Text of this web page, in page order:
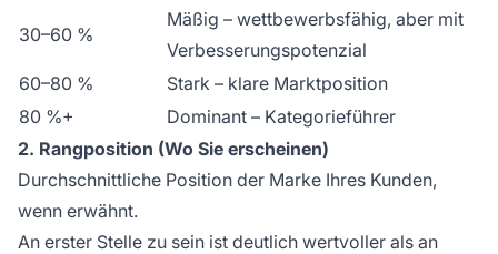
30–60 %
Mäßig – wettbewerbsfähig, aber mit
Verbesserungspotenzial
60–80 %
Stark – klare Marktposition
80 %+
Dominant – Kategorieführer
2. Rangposition (Wo Sie erscheinen)
Durchschnittliche Position der Marke Ihres Kunden,
wenn erwähnt.
An erster Stelle zu sein ist deutlich wertvoller als an